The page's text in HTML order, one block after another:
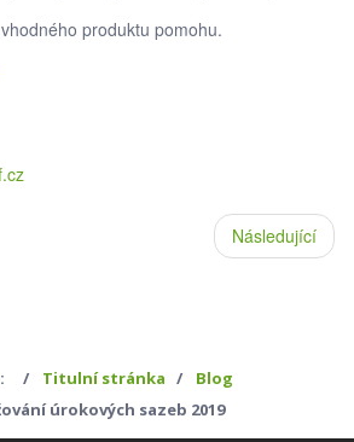
produktu pomohu.
Následující
Titulní stránka
Blog
úrokových sazeb 2019